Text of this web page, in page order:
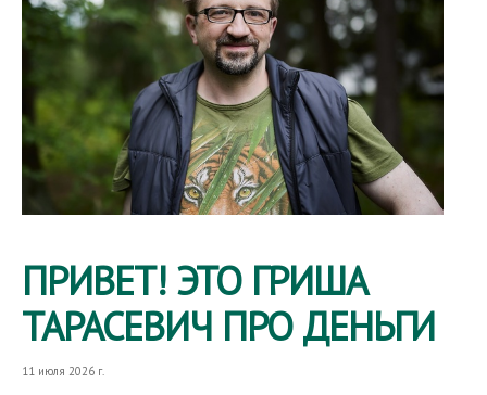
ПРИВЕТ! ЭТО ГРИША
ТАРАСЕВИЧ ПРО ДЕНЬГИ
11 июля 2026 г.